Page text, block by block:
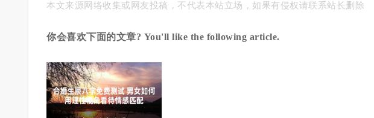
哪些字寓意好
本文来源网络收集或网友投稿，不代表本站立场，如果有侵权请联系站长删除
你会喜欢下面的文章? You'll like the following article.